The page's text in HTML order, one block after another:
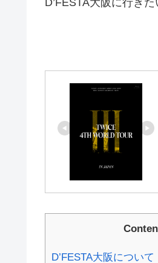
D’FESTA大阪について